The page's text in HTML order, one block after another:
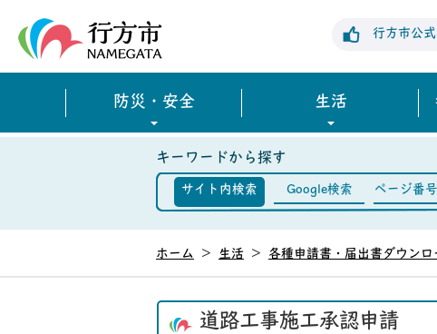
行方市公
防災・安全 生活
キーワードから探す
サイト内検索 Google検索 ページ番
ホーム > 生活 > 各種申請書・届出書ダウン
道路工事施工承認申請